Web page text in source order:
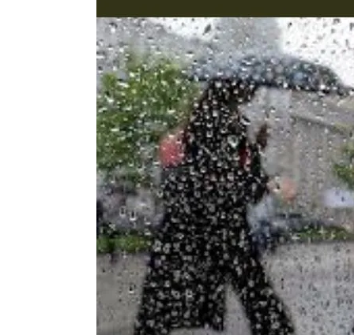
тарыхы жана редакторлору...
“КАРА КЕМПИР”:
Кыргызстандагы эң ири
Royal Central Park'ка 30 миң
Фестиваль Symphony of
тысяч гостей
Жыргалбек КАСАБОЛОТОВ:
тегерек столго атка
болмок”